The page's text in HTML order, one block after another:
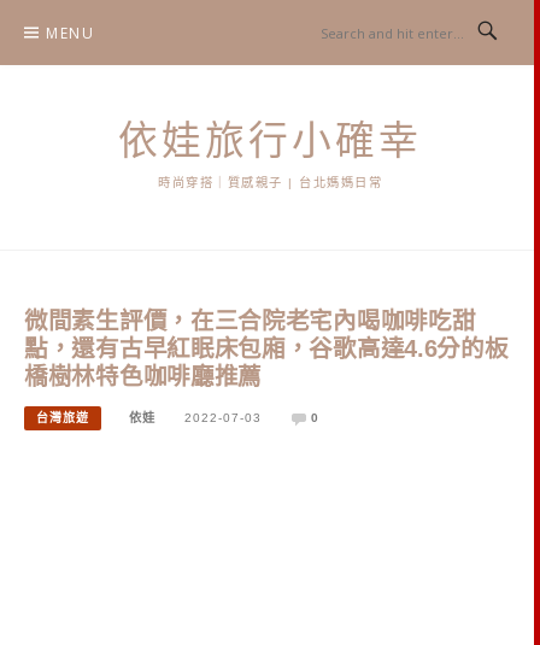
content
MENU
依娃旅行小確幸
時尚穿搭｜質感親子 | 台北媽媽日常
微間素生評價，在三合院老宅內喝咖啡吃甜
點，還有古早紅眠床包廂，谷歌高達4.6分的板
橋樹林特色咖啡廳推薦
台灣旅遊 依娃 2022-07-03 0